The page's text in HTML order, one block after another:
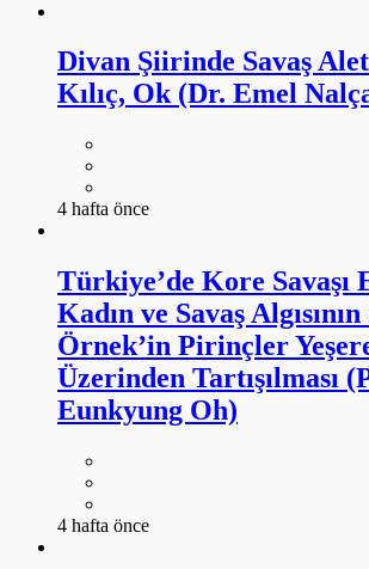
Divan Şiirinde Savaş
Kılıç, Ok (Dr. Emel
4 hafta önce
Türkiye’de Kore Savaşı
Kadın ve Savaş
Örnek’in Pirinçler
Üzerinden Tartışılması
Eunkyung Oh)
4 hafta önce